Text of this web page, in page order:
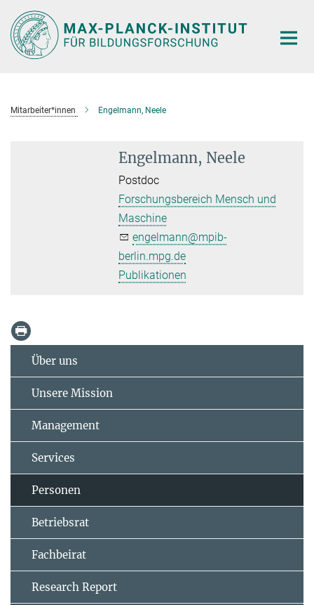
Hauptinhalt
Mitarbeiter*innen Engelmann, Neele
Engelmann, Neele
Postdoc
Forschungsbereich Mensch und
Maschine
engelmann@mpib-
berlin.mpg.de
Publikationen
Über uns
Unsere Mission
Management
Services
Personen
Betriebsrat
Fachbeirat
Research Report